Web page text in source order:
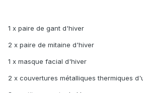
1 x paire de gant d'hiver
2 x paire de mitaine d'hiver
1 x masque facial d'hiver
2 x couvertures métalliques thermiques